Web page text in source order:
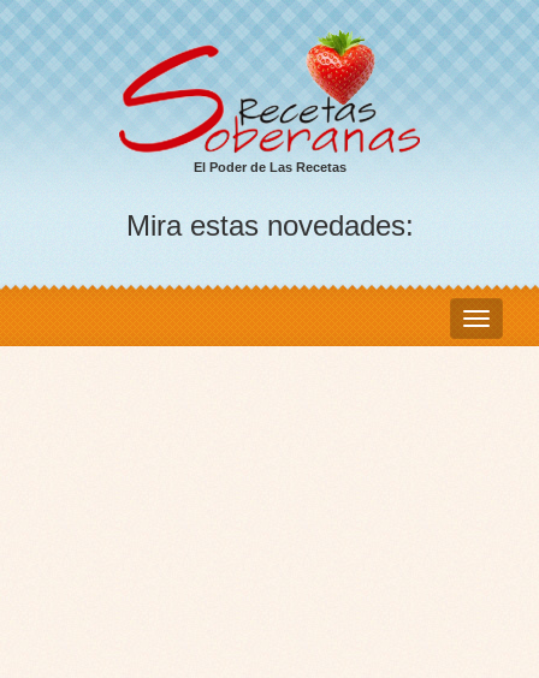
El Poder de Las Recetas
Mira estas novedades: